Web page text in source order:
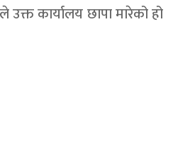
उक्त कार्यालय छापा मारेको हो